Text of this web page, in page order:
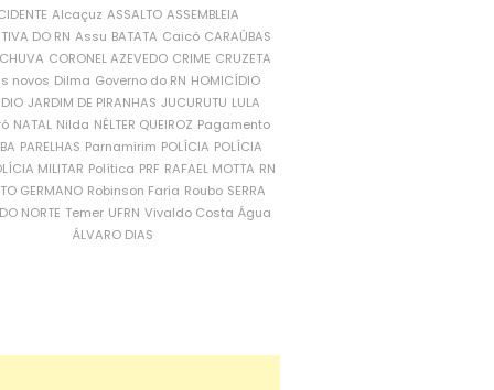
Alcaçuz ASSALTO ASSEMBLEIA
DO RN Assu BATATA Caicó CARAÚBAS
CORONEL AZEVEDO CRIME CRUZETA
novos Dilma Governo do RN HOMICÍDIO
JARDIM DE PIRANHAS JUCURUTU LULA
NATAL Nilda NÉLTER QUEIROZ Pagamento
PARELHAS Parnamirim POLÍCIA POLÍCIA
MILITAR Política PRF RAFAEL MOTTA RN
GERMANO Robinson Faria Roubo SERRA
NORTE Temer UFRN Vivaldo Costa Água
ÁLVARO DIAS